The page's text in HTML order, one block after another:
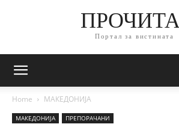
Портал за вистината
Home МАКЕДОНИЈА
МАКЕДОНИЈА ПРЕПОРАЧАНИ